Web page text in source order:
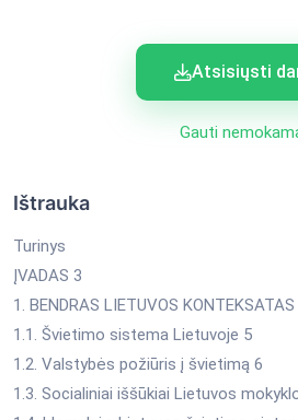
Atsisiųsti
Gauti
Ištrauka
Turinys
ĮVADAS 3
1. BENDRAS LIETUVOS
1.1. Švietimo sistema Lietuvoje 5
1.2. Valstybės požiūris į švietimą 6
1.3. Socialiniai iššūkiai Lietuvos